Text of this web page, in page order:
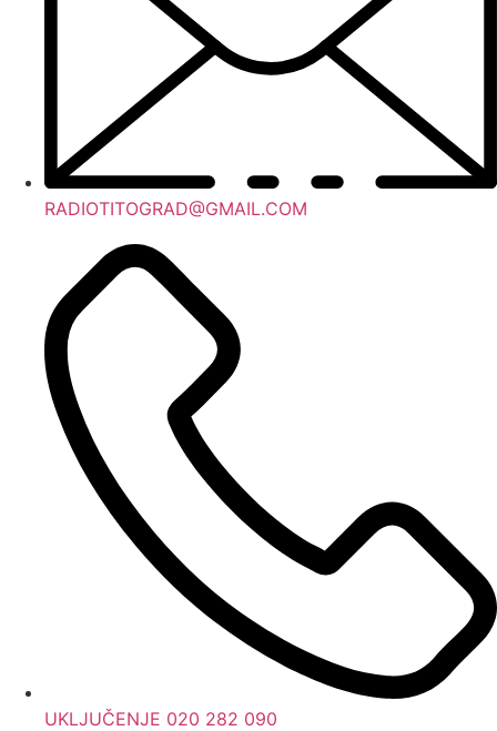
RADIOTITOGRAD@GMAIL.COM
UKLJUČENJE 020 282 090